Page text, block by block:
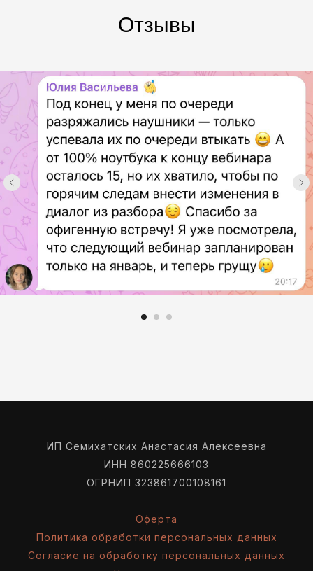
Отзывы
ИП Семихатских Анастасия Алексеевна
ИНН 860225666103
ОГРНИП 323861700108161
Оферта
Политика обработки персональных данных
Согласие на обработку персональных данных